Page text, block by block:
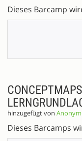
Dieses Barcamp
hinzugefügt von
Dieses Barcamps